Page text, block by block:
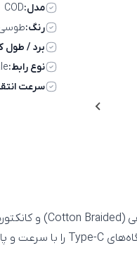
مدل:COD
رنگ:
برد / طول
نوع رابط:
سرعت